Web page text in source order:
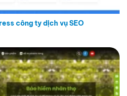
công ty dịch vụ SEO